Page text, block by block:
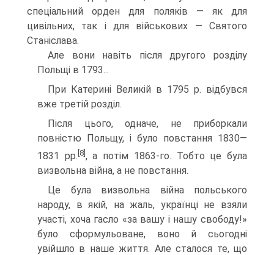
спеціальний орден для поля­ків — як для
цивільних, так і для військових — Святого
Станіслава.
Але вони навіть після другого розділу
Польщі в 1793...
При Катерині Великій в 1795 р. відбувся
вже третій розділ.
Після цього, одначе, не приборкали
повністю Польщу, і було повстання 1830—
1831 рр. [8], а потім 1863-го. Тобто це була
визвольна війна, а не повстання.
Це була визвольна війна польського
народу, в якій, на жаль, українці не взяли
участі, хоча гасло «за вашу і нашу свободу!»
було сформульоване, воно й сьогодні
увійшло в наше життя. Але сталося те, що